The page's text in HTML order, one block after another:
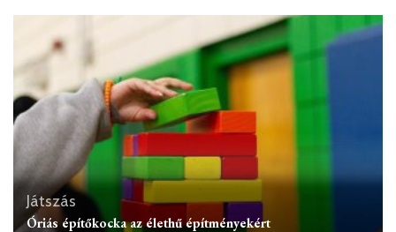
Játszás
Óriás építőkocka az élethű építményekért